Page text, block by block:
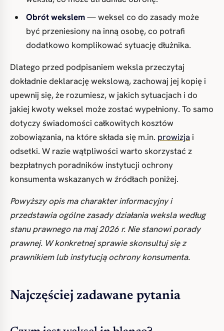
Obrót wekslem— weksel co do zasady może
być przeniesiony na inną osobę, co potrafi
dodatkowo komplikować sytuację dłużnika.
Dlatego przed podpisaniem weksla przeczytaj
dokładnie deklarację wekslową, zachowaj jej kopię i
upewnij się, że rozumiesz, w jakich sytuacjach i do
jakiej kwoty weksel może zostać wypełniony. To samo
dotyczy świadomości całkowitych kosztów
zobowiązania, na które składa się m.in. prowizja i
odsetki. W razie wątpliwości warto skorzystać z
bezpłatnych poradników instytucji ochrony
konsumenta wskazanych w źródłach poniżej.
Powyższy opis ma charakter informacyjny i
przedstawia ogólne zasady działania weksla według
stanu prawnego na maj 2026 r. Nie stanowi porady
prawnej. W konkretnej sprawie skonsultuj się z
prawnikiem lub instytucją ochrony konsumenta.
Najczęściej zadawane pytania